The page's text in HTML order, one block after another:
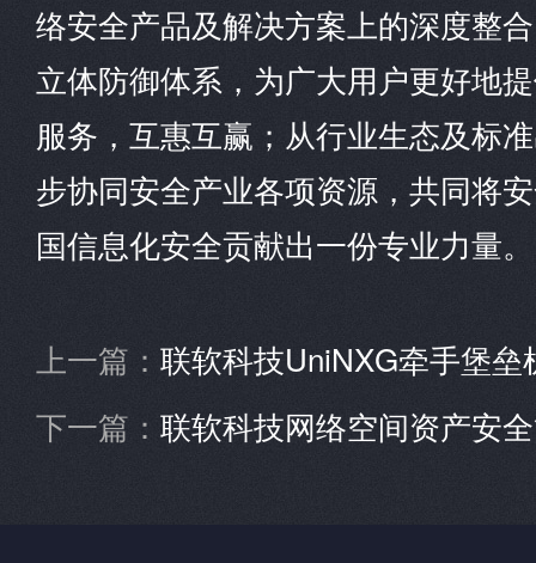
络安全产品及解决方案上的深度整
立体防御体系，为广大用户更好地
服务，互惠互赢；从行业生态及标
步协同安全产业各项资源，共同将
国信息化安全贡献出一份专业力量。
上一篇： 联软科技UniNXG牵手堡垒机
下一篇： 联软科技网络空间资产安全管理解